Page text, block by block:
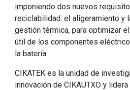
imponiendo dos nuevos
reciclabilidad: el aligeramiento y
gestión térmica, para optimizar
útil de los componentes
la batería.
CIKATEK es la unidad de
innovación de CIKAUTXO y